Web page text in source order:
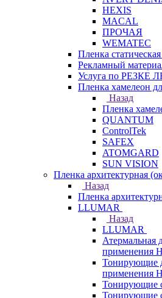
HEXIS
MACAL
ПРОЧАЯ
WEMATEC
Пленка
Рекламный
Услуга по РЕЗКЕ
Пленка хамелеон
Назад
Пленка
QUANTUM
ControlTek
SAFEX
ATOMGARD
SUN VISION
Пленка архитектурная
Назад
Пленка
LLUMAR
Назад
LLUMAR
Атермальная
применения
Тонирующие
применения
Тонирующие
Тонирующие